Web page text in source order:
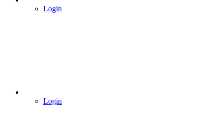
Login
Login